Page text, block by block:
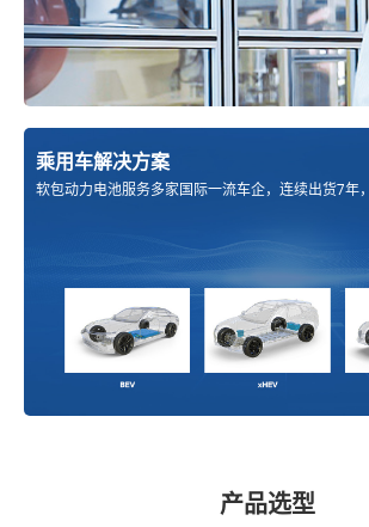
乘用车解决方案
软包动力电池服务多家国际一流车企，连续出货7年
产品选型